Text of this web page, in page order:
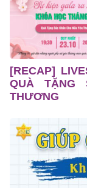
[RECAP]
QUÀ TẶNG
THƯƠNG